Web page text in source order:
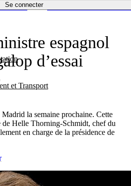
Se connecter
et Transport
Économie
espagnol
d’essai
la semaine prochaine. Cette
de Helle Thorning-Schmidt, chef du
en charge de la présidence de